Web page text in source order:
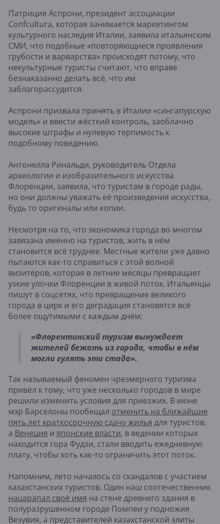
Патриция Аспрони, президент ассоциации
Confcultura, которая занимается маркетингом
культурного наследия Италии, заявила итальянским
СМИ, что подобные «повторяющиеся проявления
грубости и варварства» происходят потому, что
некультурные туристы считают, что вправе
безнаказанно делать всё, что им
заблагорассудится.
Аспрони призвала принять в Италии «сингапурскую
модель» и ввести жёсткий контроль, заоблачно
высокие штрафы и нулевую терпимость к
подобному поведению.
Антонелла Ринальди, руководитель Отдела
археологии и изобразительного искусства
Флоренции, заявила, что туристам в городе рады,
но они должны уважать её произведения искусства,
будь то оригиналы или копии.
Несмотря на то, что экономика города во многом
завязана именно на туристов, жить в нём
становится всё труднее. Местные жители уже давно
пытаются как-то справиться с этой волной
визитёров, которая в летние месяцы превращает
узкие улочки Флоренции в живой поток. Итальянцы
пишут в соцсетях, что превращение великого
города в цирк и его деградация становятся всё
более ощутимыми с каждым днём:
«Флорентинский туризм вынуждает
жителей бежать из города, чтобы в нём
могли гулять эти стада».
Так называемый феномен чрезмерного туризма
привёл к тому, что уже несколько городов в мире
решили изменить условия для приезжих. В июне
мэр Барселоны пообещал отменить на ближайшие
пять лет краткосрочную сдачу жилья для туристов,
а Венеция и японские власти, в ведении которых
находится гора Фудзи, стали вводить ежедневную
плату, чтобы хоть как-то ограничить этот поток.
Напомним, лето началось со скандалов с участием
казахстанских туристов. Один наш соотечественник
нацарапал своё имя на стене древнего здания в
полуразрушенном городе Помпеи у подножия
Везувия, а представителей казахстанской элиты